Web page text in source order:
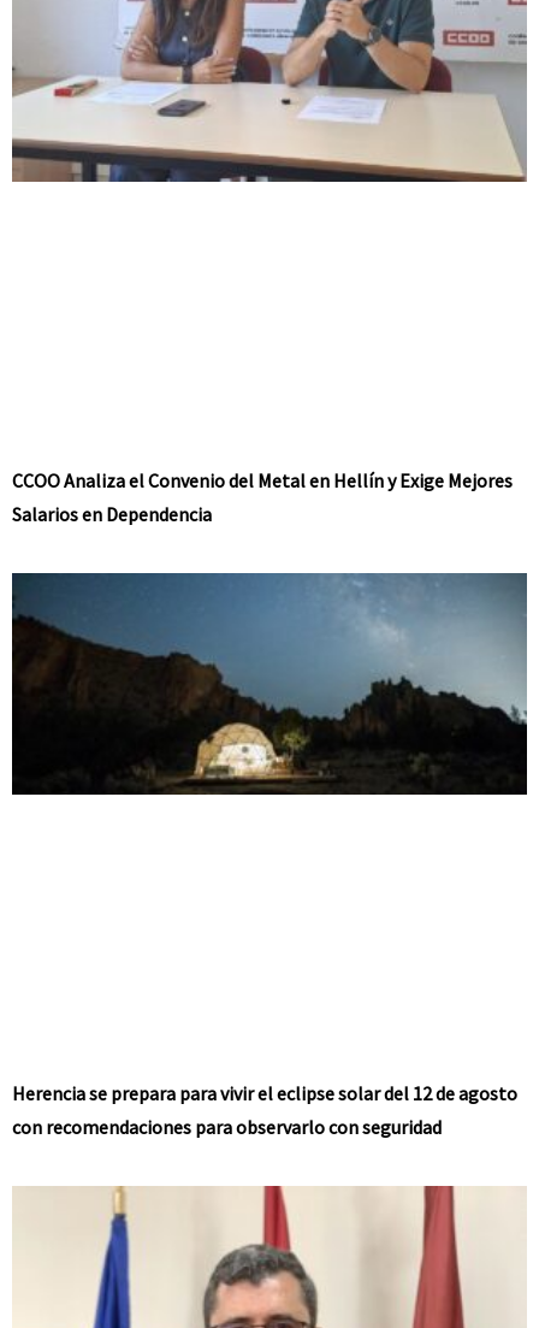
CCOO Analiza el Convenio del Metal en Hellín y Exige Mejores
Salarios en Dependencia
Herencia se prepara para vivir el eclipse solar del 12 de agosto
con recomendaciones para observarlo con seguridad